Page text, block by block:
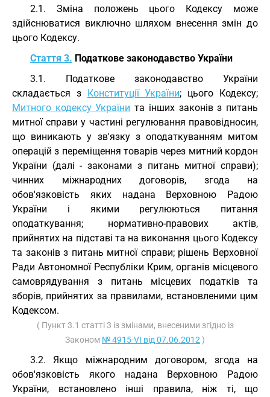
2.1. Зміна положень цього Кодексу може
здійснюватися виключно шляхом внесення змін до
цього Кодексу.
Стаття 3. Податкове законодавство України
3.1. Податкове законодавство України
складається з Конституції України; цього Кодексу;
Митного кодексу України та інших законів з питань
митної справи у частині регулювання правовідносин,
що виникають у зв'язку з оподаткуванням митом
операцій з переміщення товарів через митний кордон
України (далі - законами з питань митної справи);
чинних міжнародних договорів, згода на
обов'язковість яких надана Верховною Радою
України і якими регулюються питання
оподаткування; нормативно-правових актів,
прийнятих на підставі та на виконання цього Кодексу
та законів з питань митної справи; рішень Верховної
Ради Автономної Республіки Крим, органів місцевого
самоврядування з питань місцевих податків та
зборів, прийнятих за правилами, встановленими цим
Кодексом.
( Пункт 3.1 статті 3 із змінами, внесеними згідно із
Законом № 4915-VI від 07.06.2012 )
3.2. Якщо міжнародним договором, згода на
обов'язковість якого надана Верховною Радою
України, встановлено інші правила, ніж ті, що